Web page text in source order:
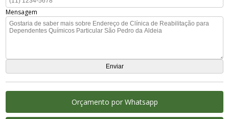
Mensagem
Orçamento por Whatsapp